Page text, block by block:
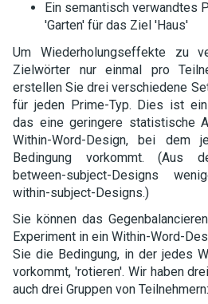
Ein semantisch verwandtes
'Garten' für das Ziel 'Haus'
Um Wiederholungseffekte zu
Zielwörter nur einmal pro
erstellen Sie drei verschiedene
für jeden Prime-Typ. Dies ist
das eine geringere statistische
Within-Word-Design, bei dem
Bedingung vorkommt. (Aus
between-subject-Designs
within-subject-Designs.)
Sie können das
Experiment in ein Within-Word-
Sie die Bedingung, in der jedes
vorkommt, 'rotieren'. Wir haben
auch drei Gruppen von Teilnehmern: